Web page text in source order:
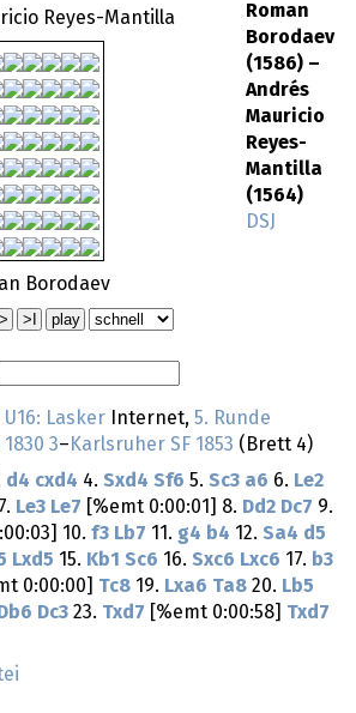
Reyes-Mantilla
Borodaev
Roman
Borodaev
(1586) –
Andrés
Mauricio
Reyes-
Mantilla
(1564)
DSJ
Lasker Internet, 5. Runde
3– Karlsruher SF 1853 (Brett 4)
d4 cxd4 4. Sxd4 Sf6 5. Sc3 a6 6. Le2
7. Le3 Le7 [%emt 0:00:01] 8. Dd2 Dc7 9.
10. f3 Lb7 11. g4 b4 12. Sa4 d5
Lxd5 15. Kb1 Sc6 16. Sxc6 Lxc6 17. b3
0:00:00] Tc8 19. Lxa6 Ta8 20. Lb5
Dc3 23. Txd7 [%emt 0:00:58] Txd7